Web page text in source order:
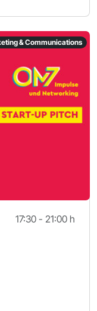
& Communications
17:30 - 21:00 h